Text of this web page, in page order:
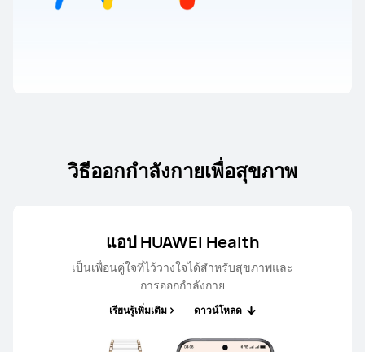
วิธีออกกําลังกายเพื่อสุขภาพ
แอป HUAWEI Health
เป็นเพื่อนคู่ใจที่ไว้วางใจได้สําหรับสุขภาพและ
การออกกําลังกาย
เรียนรู้เพิ่มเติม ดาวน์โหลด